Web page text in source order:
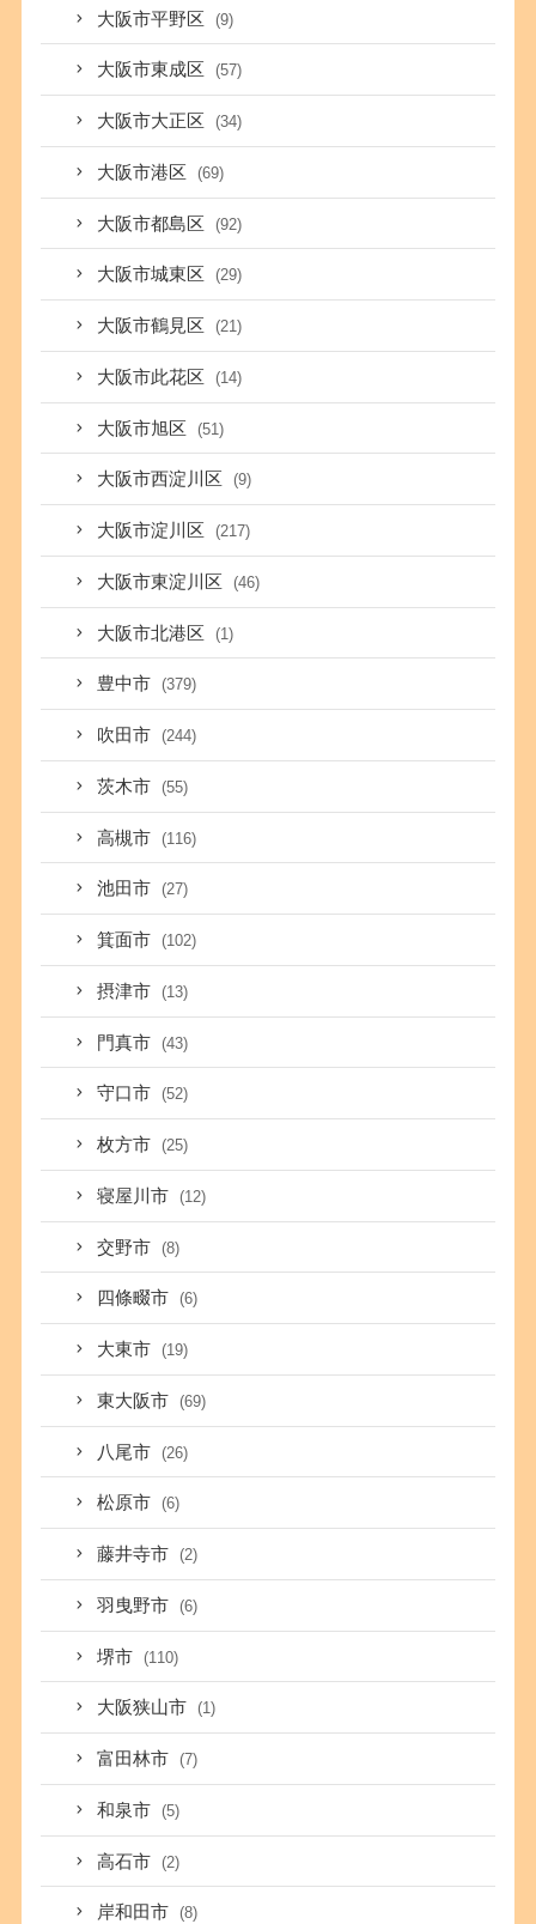
大阪市平野区 (9)
大阪市東成区 (57)
大阪市大正区 (34)
大阪市港区 (69)
大阪市都島区 (92)
大阪市城東区 (29)
大阪市鶴見区 (21)
大阪市此花区 (14)
大阪市旭区 (51)
大阪市西淀川区 (9)
大阪市淀川区 (217)
大阪市東淀川区 (46)
大阪市北港区 (1)
豊中市 (379)
吹田市 (244)
茨木市 (55)
高槻市 (116)
池田市 (27)
箕面市 (102)
摂津市 (13)
門真市 (43)
守口市 (52)
枚方市 (25)
寝屋川市 (12)
交野市 (8)
四條畷市 (6)
大東市 (19)
東大阪市 (69)
八尾市 (26)
松原市 (6)
藤井寺市 (2)
羽曳野市 (6)
堺市 (110)
大阪狭山市 (1)
富田林市 (7)
和泉市 (5)
高石市 (2)
岸和田市 (8)